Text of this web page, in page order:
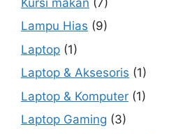
Lampu Hias (9)
Laptop (1)
Laptop & Aksesoris (1)
Laptop & Komputer (1)
Laptop Gaming (3)